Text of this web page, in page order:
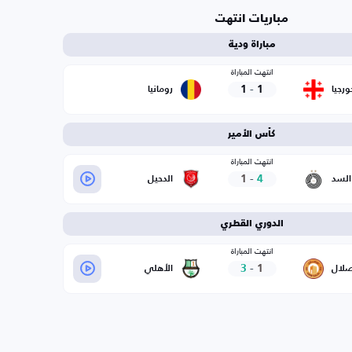
مباريات انتهت
مباراة ودية
انتهت المباراة
1
-
1 رومانيا
كأس الأمير
السد
انتهت المباراة
4
-
1 الدحيل
الدوري القطري
انتهت المباراة
1
-
3 الأهلي